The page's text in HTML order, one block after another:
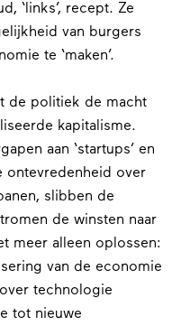
‘links’, recept. Ze
van burgers
te ‘maken’.
de politiek de macht
kapitalisme.
aan ‘startups’ en
ontevredenheid over
slibben de
de winsten naar
meer alleen oplossen:
van de economie
technologie
tot nieuwe